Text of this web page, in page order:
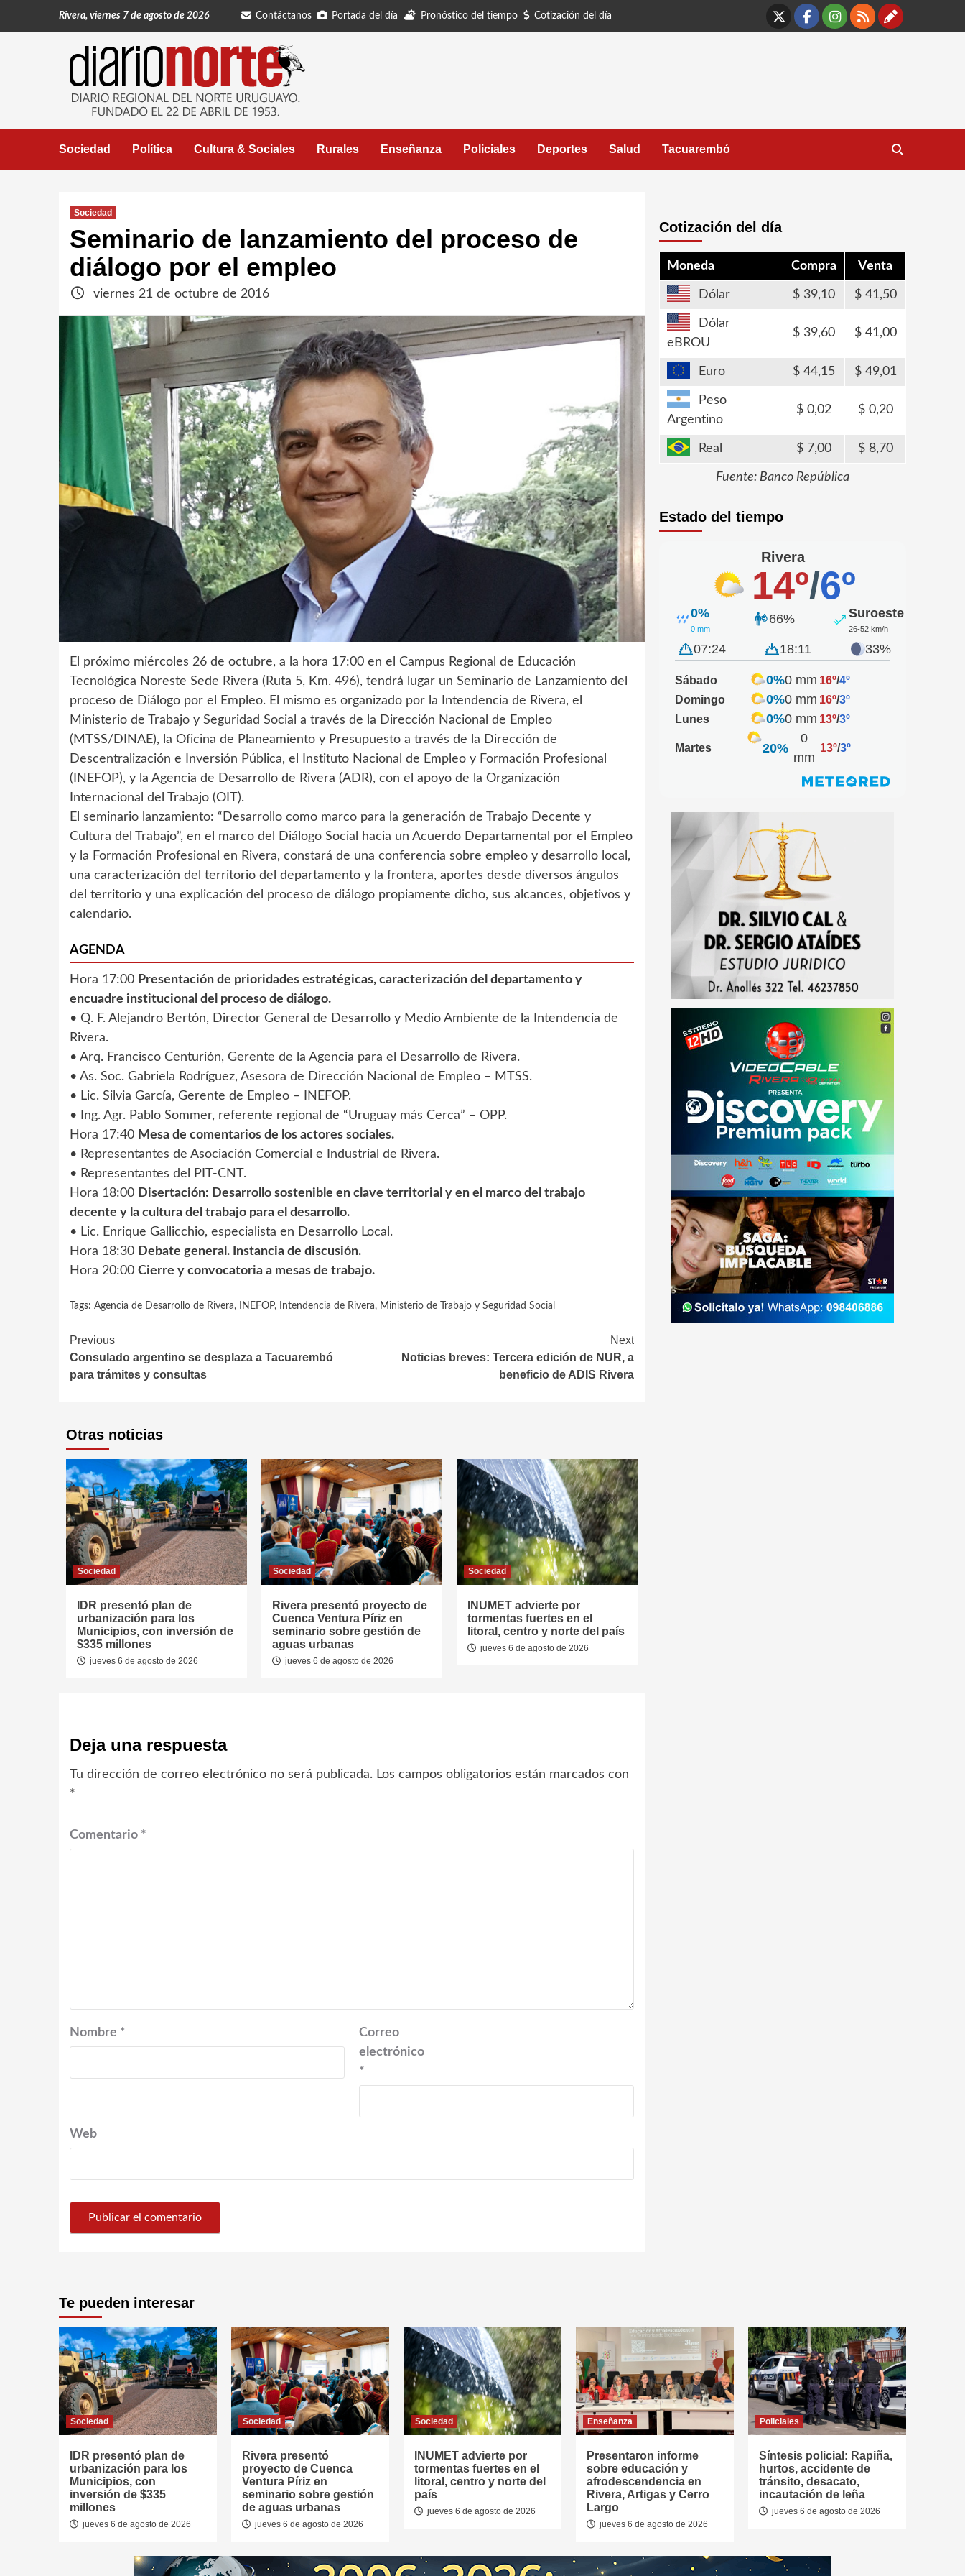
Rivera, viernes 7 de agosto de 2026 Contáctanos Portada del día Pronóstico del tiempo Cotización del día
X Facebook
Instagram
RSS
Sociedad Política Cultura & Sociales Rurales Enseñanza Policiales Deportes Salud Tacuarembó
Sociedad
Seminario de lanzamiento del proceso de
diálogo por el empleo
viernes 21 de octubre de 2016
El próximo miércoles 26 de octubre, a la hora 17:00 en el Campus Regional de Educación
Tecnológica Noreste Sede Rivera (Ruta 5, Km. 496), tendrá lugar un Seminario de Lanzamiento del
proceso de Diálogo por el Empleo. El mismo es organizado por la Intendencia de Rivera, el
Ministerio de Trabajo y Seguridad Social a través de la Dirección Nacional de Empleo
(MTSS/DINAE), la Oficina de Planeamiento y Presupuesto a través de la Dirección de
Descentralización e Inversión Pública, el Instituto Nacional de Empleo y Formación Profesional
(INEFOP), y la Agencia de Desarrollo de Rivera (ADR), con el apoyo de la Organización
Internacional del Trabajo (OIT).
El seminario lanzamiento: “Desarrollo como marco para la generación de Trabajo Decente y
Cultura del Trabajo”, en el marco del Diálogo Social hacia un Acuerdo Departamental por el Empleo
y la Formación Profesional en Rivera, constará de una conferencia sobre empleo y desarrollo local,
una caracterización del territorio del departamento y la frontera, aportes desde diversos ángulos
del territorio y una explicación del proceso de diálogo propiamente dicho, sus alcances, objetivos y
calendario.
AGENDA
Hora 17:00 Presentación de prioridades estratégicas, caracterización del departamento y
encuadre institucional del proceso de diálogo.
• Q. F. Alejandro Bertón, Director General de Desarrollo y Medio Ambiente de la Intendencia de
Rivera.
• Arq. Francisco Centurión, Gerente de la Agencia para el Desarrollo de Rivera.
• As. Soc. Gabriela Rodríguez, Asesora de Dirección Nacional de Empleo – MTSS.
• Lic. Silvia García, Gerente de Empleo – INEFOP.
• Ing. Agr. Pablo Sommer, referente regional de “Uruguay más Cerca” – OPP.
Hora 17:40 Mesa de comentarios de los actores sociales.
• Representantes de Asociación Comercial e Industrial de Rivera.
• Representantes del PIT-CNT.
Hora 18:00 Disertación: Desarrollo sostenible en clave territorial y en el marco del trabajo
decente y la cultura del trabajo para el desarrollo.
• Lic. Enrique Gallicchio, especialista en Desarrollo Local.
Hora 18:30 Debate general. Instancia de discusión.
Hora 20:00 Cierre y convocatoria a mesas de trabajo.
Tags: Agencia de Desarrollo de Rivera, INEFOP, Intendencia de Rivera, Ministerio de Trabajo y Seguridad Social
Continue
Reading
Previous
Consulado argentino se desplaza a Tacuarembó
para trámites y consultas
Next
Noticias breves: Tercera edición de NUR, a
beneficio de ADIS Rivera
Otras noticias
Sociedad
IDR presentó plan de
urbanización para los
Municipios, con inversión de
$335 millones
jueves 6 de agosto de 2026
Sociedad
Rivera presentó proyecto de
Cuenca Ventura Píriz en
seminario sobre gestión de
aguas urbanas
jueves 6 de agosto de 2026
Sociedad
INUMET advierte por
tormentas fuertes en el
litoral, centro y norte del país
jueves 6 de agosto de 2026
Deja una respuesta
Tu dirección de correo electrónico no será publicada. Los campos obligatorios están marcados con
*
Comentario *
Nombre *
Correo
electrónico
*
Web
Cotización del día
Moneda Compra Venta
Dólar 39,10 41,50
Dólar
eBROU
39,60 41,00
Euro 44,15 49,01
Peso
Argentino
0,02 0,20
Real 7,00 8,70
Fuente: Banco República
Estado del tiempo
Rivera
14º/6º
0%
0 mm
66% Suroeste
26-52 km/h
07:24 18:11 33%
Sábado 0%0 mm 16º/4º
Domingo
0%0 mm 16º/3º
Lunes
0%0 mm 13º/3º
Martes 20%
0
mm
13º/3º
Te pueden interesar
Sociedad
IDR presentó plan de
urbanización para los
Municipios, con
inversión de $335
millones
jueves 6 de agosto de 2026
Sociedad
Rivera presentó
proyecto de Cuenca
Ventura Píriz en
seminario sobre gestión
de aguas urbanas
jueves 6 de agosto de 2026
Sociedad
INUMET advierte por
tormentas fuertes en el
litoral, centro y norte del
país
jueves 6 de agosto de 2026
Enseñanza
Presentaron informe
sobre educación y
afrodescendencia en
Rivera, Artigas y Cerro
Largo
jueves 6 de agosto de 2026
Policiales
Síntesis policial: Rapiña,
hurtos, accidente de
tránsito, desacato,
incautación de leña
jueves 6 de agosto de 2026